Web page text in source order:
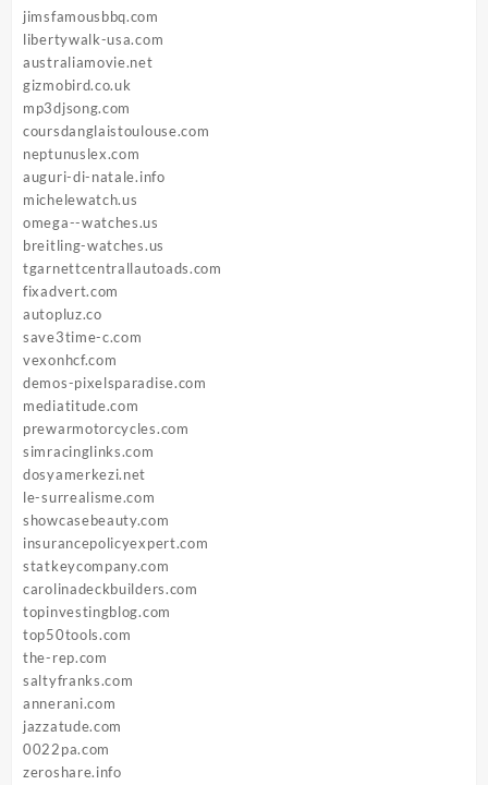
jimsfamousbbq.com
libertywalk-usa.com
australiamovie.net
gizmobird.co.uk
mp3djsong.com
coursdanglaistoulouse.com
neptunuslex.com
auguri-di-natale.info
michelewatch.us
omega--watches.us
breitling-watches.us
tgarnettcentrallautoads.com
fixadvert.com
autopluz.co
save3time-c.com
vexonhcf.com
demos-pixelsparadise.com
mediatitude.com
prewarmotorcycles.com
simracinglinks.com
dosyamerkezi.net
le-surrealisme.com
showcasebeauty.com
insurancepolicyexpert.com
statkeycompany.com
carolinadeckbuilders.com
topinvestingblog.com
top50tools.com
the-rep.com
saltyfranks.com
annerani.com
jazzatude.com
0022pa.com
zeroshare.info